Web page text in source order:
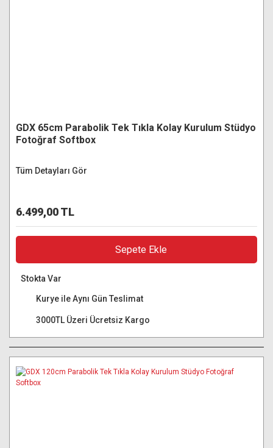
GDX 65cm Parabolik Tek Tıkla Kolay Kurulum Stüdyo
Fotoğraf Softbox
Tüm Detayları Gör
6.499,00 TL
Sepete Ekle
Stokta Var
Kurye ile Aynı Gün Teslimat
3000TL Üzeri Ücretsiz Kargo